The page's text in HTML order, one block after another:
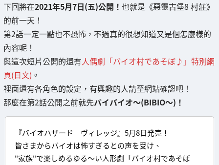
下回將在2021年5月7日(五)公開！ 也就是《惡靈古堡8 村莊》
的前一天！
第2話一定一點也不恐怖，不過真的很想知道又是個怎麼樣的
內容呢！
與這次短片公開的還有人偶劇「バイオ村であそぼ♪」特別網
頁(日文) 。
裡面還有各角色的設定，有興趣的人請至網站確認吧！
那麼在第2話公開之前就先バイバイオ～(BIBIO～)！
『バイオハザード ヴィレッジ』5月8日発売！
皆さまからバイオは怖すぎるとの声を受け、
"家族"で楽しめるゆる～い人形劇「バイオ村であそぼ